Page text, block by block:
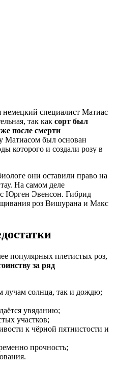
специалист Матиас
так как сорт был
после смерти
Матиасом был основан
которого и создали розу в
они оставили право на
На самом деле
Юрген Эвенсон. Гибрид
роз Вишурана и Макс
популярных плетистых роз,
за ряд
лучам солнца, так и дождю;
увяданию;
участков;
к чёрной пятнистости и
прочность;